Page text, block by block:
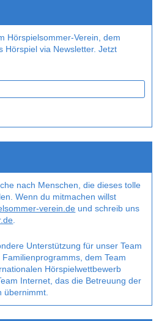
Hörspielsommer-Verein, dem
Hörspiel via Newsletter. Jetzt
nach Menschen, die dieses tolle
Wenn du mitmachen willst
verein.de und schreib uns
.
Unterstützung für unser Team
dem Team
Hörspielwettbewerb
Internet, das die Betreuung der
übernimmt.